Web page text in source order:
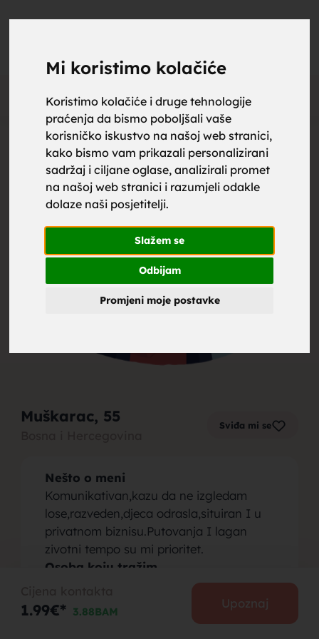
Mi koristimo kolačiće
Koristimo kolačiće i druge tehnologije
praćenja da bismo poboljšali vaše
korisničko iskustvo na našoj web stranici,
kako bismo vam prikazali personalizirani
sadržaj i ciljane oglase, analizirali promet
na našoj web stranici i razumjeli odakle
dolaze naši posjetitelji.
Slažem se
Odbijam
Promjeni moje postavke
Oglas
Muškarac, 55 Sviđa mi se
Nešto o meni
Komunikativan,kazu da ne izgledam
lose,razveden,djeca odrasla,situiran I u
privatnom biznisu.Putovanja I lagan
zivotni tempo su mi prioritet.
Osoba koju tražim
Osoba tihe naravi ,lijepa ,koja je spremna
da plovi kroz zivot lagano,dobrodosla je.
Tersovi I one koje ne znaju sta zele,nek
1.99€* 3.88BAM
Upoznaj
upoznaj
za brak,
zene za
brak,
muskarci
za brak,